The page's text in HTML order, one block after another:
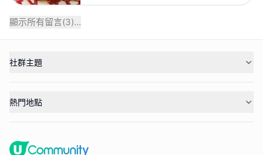
顯示所有留言(3)...
社群主題
熱門地點